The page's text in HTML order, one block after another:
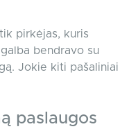
pirkėjas, kuris
bendravo su
Jokie kiti pašaliniai
paslaugos